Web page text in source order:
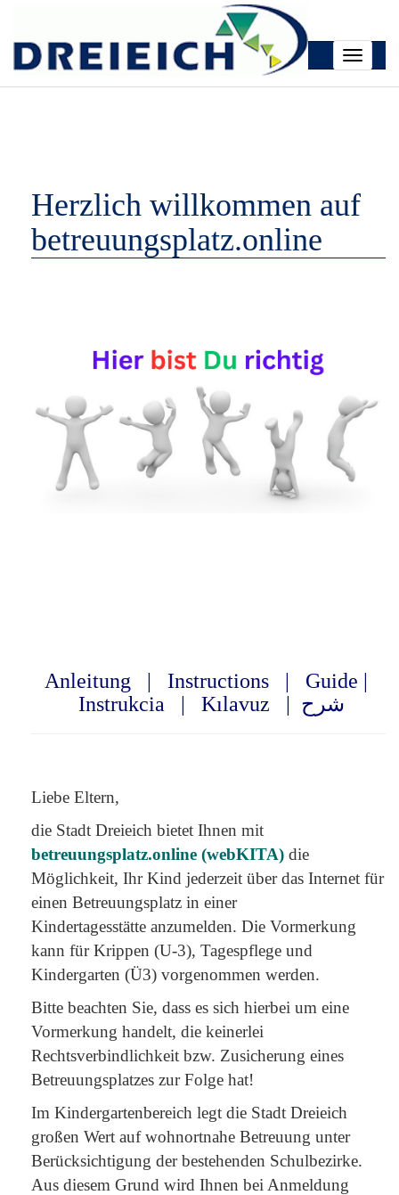
Toggle
Herzlich willkommen auf
betreuungsplatz.online
Anleitung | Instructions| Guide |
Instrukcia | Kılavuz | شرح
Liebe Eltern,
die Stadt Dreieich bietet Ihnen mit
betreuungsplatz.online (webKITA) die
Möglichkeit, Ihr Kind jederzeit über das Internet für
einen Betreuungsplatz in einer
Kindertagesstätte anzumelden. Die Vormerkung
kann für Krippen (U-3), Tagespflege und
Kindergarten (Ü3) vorgenommen werden.
Bitte beachten Sie, dass es sich hierbei um eine
Vormerkung handelt, die keinerlei
Rechtsverbindlichkeit bzw. Zusicherung eines
Betreuungsplatzes zur Folge hat!
Im Kindergartenbereich legt die Stadt Dreieich
großen Wert auf wohnortnahe Betreuung unter
Berücksichtigung der bestehenden Schulbezirke.
Aus diesem Grund wird Ihnen bei Anmeldung